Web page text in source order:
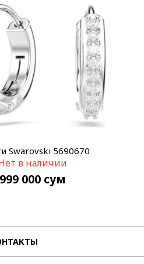
Swarovski 5690670
в наличии
999 000 сум